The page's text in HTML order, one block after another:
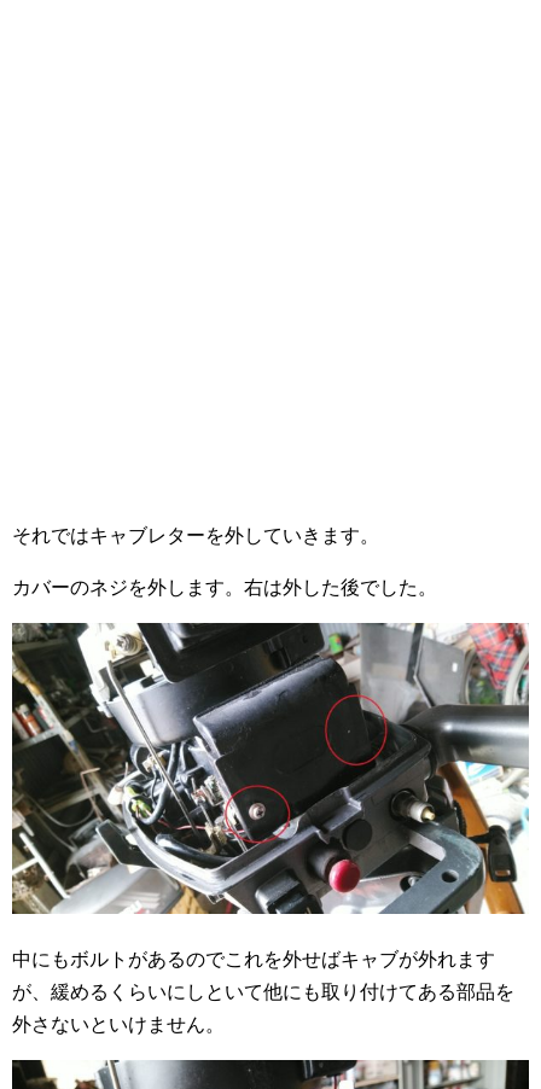
それではキャブレターを外していきます。
カバーのネジを外します。右は外した後でした。
中にもボルトがあるのでこれを外せばキャブが外れます
が、緩めるくらいにしといて他にも取り付けてある部品を
外さないといけません。